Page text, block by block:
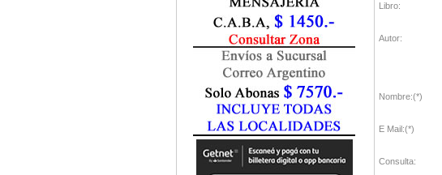
Libro:
Autor:
Nombre:(*)
E Mail:(*)
Consulta: